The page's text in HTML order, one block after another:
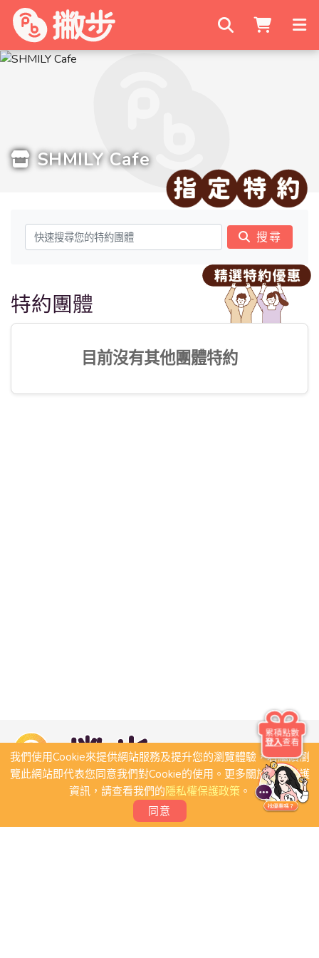
搜尋商家
SHMILY Cafe
搜尋
特約團體
目前沒有其他團體特約
我們使用Cookie來提供網站服務及提升您的瀏覽體驗，若繼續瀏
覽此網站即代表您同意我們對Cookie的使用。更多關於隱私保護
資訊，請查看我們的隱私權保護政策。
同意
累積點數
登入查看